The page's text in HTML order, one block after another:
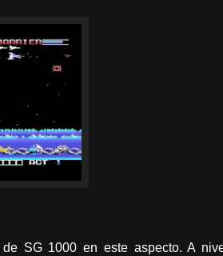
SG 1000 en este aspecto. A